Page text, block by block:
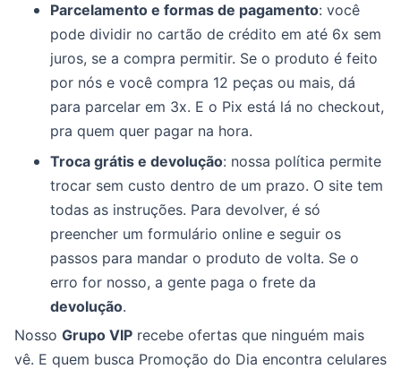
Parcelamento e formas de pagamento: você
pode dividir no cartão de crédito em até 6x sem
juros, se a compra permitir. Se o produto é feito
por nós e você compra 12 peças ou mais, dá
para parcelar em 3x. E o Pix está lá no checkout,
pra quem quer pagar na hora.
Troca grátis e devolução: nossa política permite
trocar sem custo dentro de um prazo. O site tem
todas as instruções. Para devolver, é só
preencher um formulário online e seguir os
passos para mandar o produto de volta. Se o
erro for nosso, a gente paga o frete da
devolução.
Nosso Grupo VIP recebe ofertas que ninguém mais
vê. E quem busca Promoção do Dia encontra celulares